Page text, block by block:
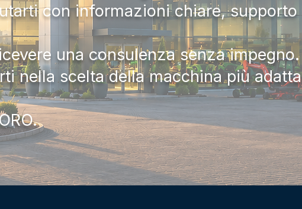
con informazioni chiare, supporto
una consulenza senza impegno.
nella scelta della macchina più adatta